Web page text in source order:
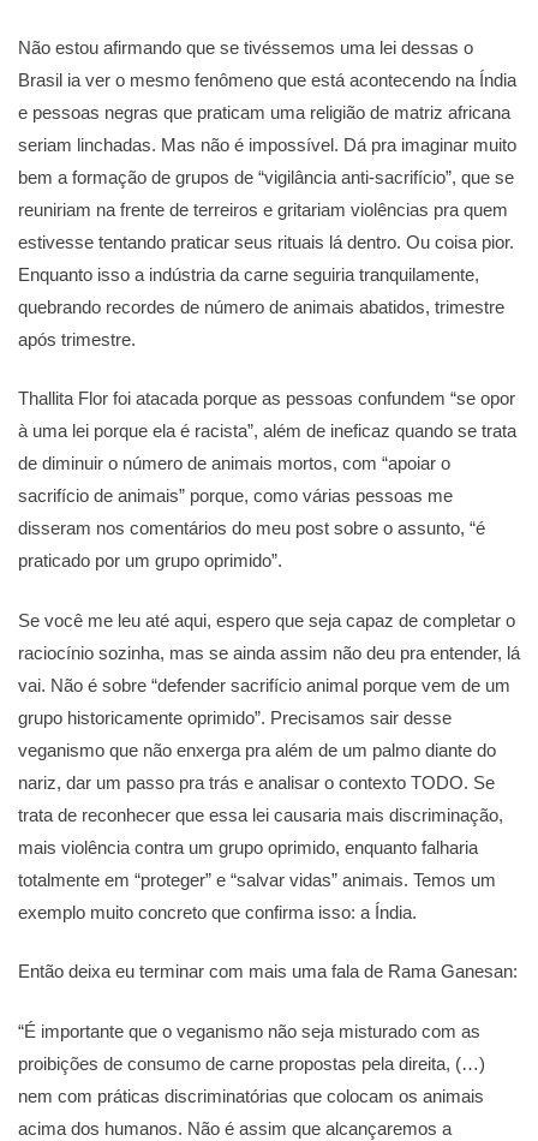
Não estou afirmando que se tivéssemos uma lei dessas o
Brasil ia ver o mesmo fenômeno que está acontecendo na Índia
e pessoas negras que praticam uma religião de matriz africana
seriam linchadas. Mas não é impossível. Dá pra imaginar muito
bem a formação de grupos de “vigilância anti-sacrifício”, que se
reuniriam na frente de terreiros e gritariam violências pra quem
estivesse tentando praticar seus rituais lá dentro. Ou coisa pior.
Enquanto isso a indústria da carne seguiria tranquilamente,
quebrando recordes de número de animais abatidos, trimestre
após trimestre.
Thallita Flor foi atacada porque as pessoas confundem “se opor
à uma lei porque ela é racista”, além de ineficaz quando se trata
de diminuir o número de animais mortos, com “apoiar o
sacrifício de animais” porque, como várias pessoas me
disseram nos comentários do meu post sobre o assunto, “é
praticado por um grupo oprimido”.
Se você me leu até aqui, espero que seja capaz de completar o
raciocínio sozinha, mas se ainda assim não deu pra entender, lá
vai. Não é sobre “defender sacrifício animal porque vem de um
grupo historicamente oprimido”. Precisamos sair desse
veganismo que não enxerga pra além de um palmo diante do
nariz, dar um passo pra trás e analisar o contexto TODO. Se
trata de reconhecer que essa lei causaria mais discriminação,
mais violência contra um grupo oprimido, enquanto falharia
totalmente em “proteger” e “salvar vidas” animais. Temos um
exemplo muito concreto que confirma isso: a Índia.
Então deixa eu terminar com mais uma fala de Rama Ganesan:
“É importante que o veganismo não seja misturado com as
proibições de consumo de carne propostas pela direita, (…)
nem com práticas discriminatórias que colocam os animais
acima dos humanos. Não é assim que alcançaremos a